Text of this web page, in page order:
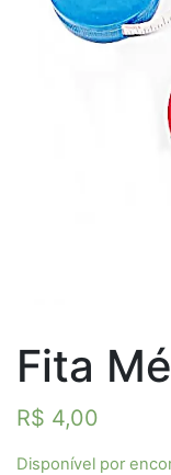
Fita
R$ 4,00
Disponível por